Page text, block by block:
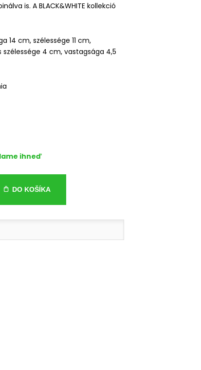
is. A BLACK&WHITE kollekció
14 cm, szélessége 11 cm,
szélessége 4 cm, vastagsága 4,5
ihneď
DO KOŠÍKA